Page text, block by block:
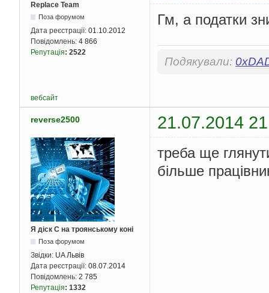
Replace Team
Поза форумом
Дата реєстрації: 01.10.2012
Повідомлень: 4 866
Репутація: 2522
Гм, а податки
Подякували:
вебсайт
reverse2500 21.07.2014
Я діск С на троянському коні
Поза форумом
Звідки: UA Львів
Дата реєстрації: 08.07.2014
Повідомлень: 2 785
Репутація: 1332
треба ще
більше